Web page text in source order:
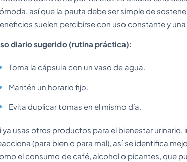
así que la pauta debe ser simple de
suelen percibirse con uso constante y una
diario sugerido (rutina práctica):
Toma la cápsula con un vaso de agua.
Mantén un horario fijo.
Evita duplicar tomas en el mismo día.
ya usas otros productos para el bienestar
(para bien o para mal), así se identifica
el consumo de café, alcohol o picantes, que